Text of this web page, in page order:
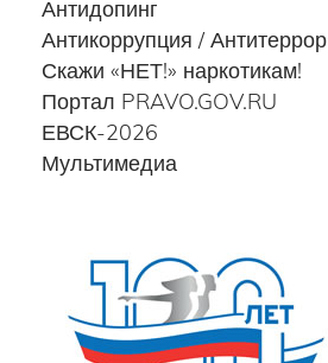
Антидопинг
Антикоррупция / Антитеррор
Скажи «НЕТ!» наркотикам!
Портал PRAVO.GOV.RU
ЕВСК-2026
Мультимедиа